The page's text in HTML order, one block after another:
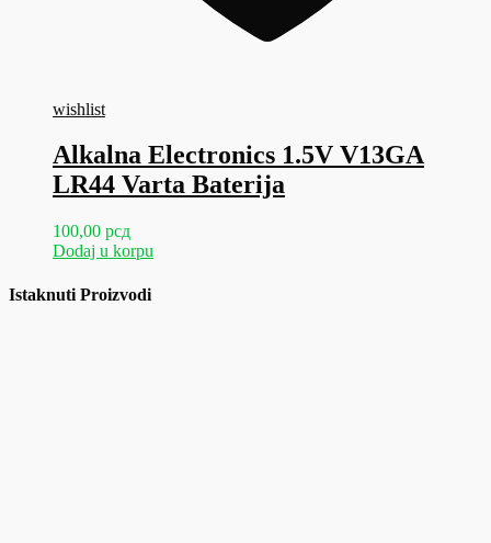
wishlist
Alkalna Electronics 1.5V V13GA
LR44 Varta Baterija
100,00 рсд
Dodaj u korpu
Istaknuti Proizvodi